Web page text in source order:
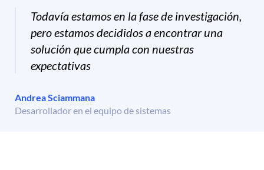
Todavía estamos en la fase de investigación,
pero estamos decididos a encontrar una
solución que cumpla con nuestras
expectativas
Andrea Sciammana
Desarrollador en el equipo de sistemas